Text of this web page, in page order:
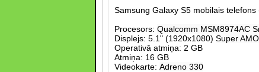
Samsung Galaxy S5 mobilais telefons
Procesors: Qualcomm MSM8974AC
Displejs: 5.1" (1920x1080) Super
Operativā atmiņa: 2 GB
Atmiņa: 16 GB
Videokarte: Adreno 330